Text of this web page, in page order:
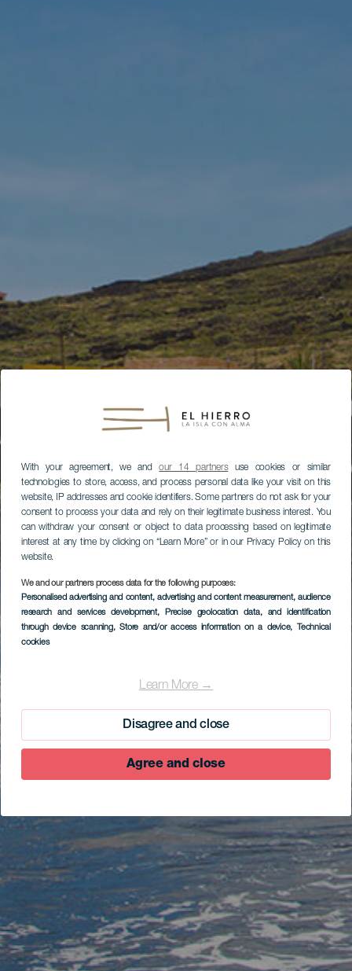
With your agreement, we andour 14 partnersuse cookies or similar
technologies to store, access, and process personal data like your visit on this
website, IP addresses and cookie identifiers. Some partners do not ask for your
consent to process your data and rely on their legitimate business interest. You
can withdraw your consent or object to data processing based on legitimate
interest at any time by clicking on “Learn More” or in our Privacy Policy on this
website.
We and our partners process data for the following purposes:
Personalised advertising and content, advertising and content measurement, audience
research and services development, Precise geolocation data, and identification
through device scanning, Store and/or access information on a device, Technical
cookies
Learn More →
Disagree and close
Agree and close